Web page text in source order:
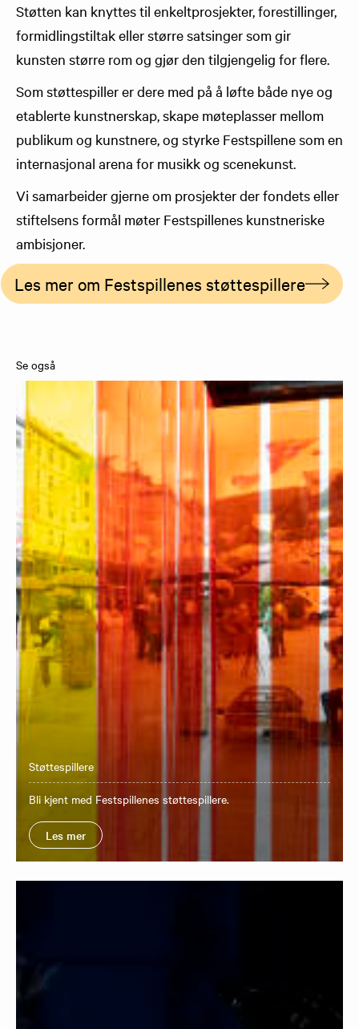
Støtten kan knyttes til enkeltprosjekter, forestillinger,
formidlingstiltak eller større satsinger som gir
kunsten større rom og gjør den tilgjengelig for flere.
Som støttespiller er dere med på å løfte både nye og
etablerte kunstnerskap, skape møteplasser mellom
publikum og kunstnere, og styrke Festspillene som en
internasjonal arena for musikk og scenekunst.
Vi samarbeider gjerne om prosjekter der fondets eller
stiftelsens formål møter Festspillenes kunstneriske
ambisjoner.
Les mer om Festspillenes støttespillere
Se også
Støttespillere
Bli kjent med Festspillenes støttespillere.
Les mer